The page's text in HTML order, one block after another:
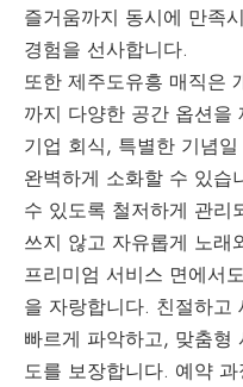
즐거움까지 동시에 만족
경험을 선사합니다.
또한 제주도유흥 매직은
까지 다양한 공간 옵션을
기업 회식, 특별한 기념
완벽하게 소화할 수 있습
수 있도록 철저하게 관리
쓰지 않고 자유롭게 노래
프리미엄 서비스 면에서
을 자랑합니다. 친절하고
빠르게 파악하고, 맞춤형
도를 보장합니다. 예약